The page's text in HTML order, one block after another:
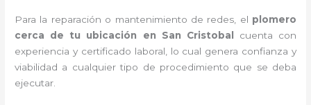
Para la reparación o mantenimiento de redes, el plomero
cerca de tu ubicación en San Cristobal
cuenta con
experiencia y certificado laboral, lo cual genera confianza y
viabilidad a cualquier tipo de procedimiento que se deba
ejecutar.